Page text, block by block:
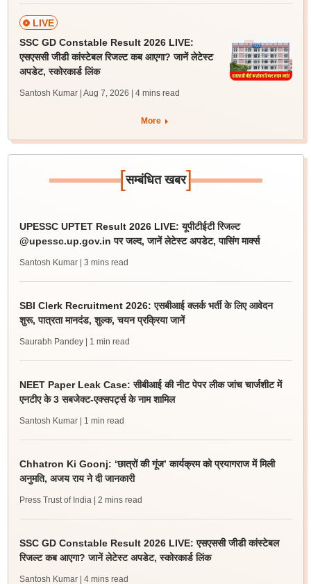
LIVE
SSC GD Constable Result 2026 LIVE:
एसएससी जीडी कांस्टेबल रिजल्ट कब आएगा? जानें लेटेस्ट
अपडेट, स्कोरकार्ड लिंक
Santosh Kumar | Aug 7, 2026 | 4 mins read
More
[सम्बंधित खबर]
UPESSC UPTET Result 2026 LIVE: यूपीटीईटी रिजल्ट
@upessc.up.gov.in पर जल्द, जानें लेटेस्ट अपडेट, पासिंग मार्क्स
Santosh Kumar | 3 mins read
SBI Clerk Recruitment 2026: एसबीआई क्लर्क भर्ती के लिए आवेदन
शुरू, पात्रता मानदंड, शुल्क, चयन प्रक्रिया जानें
Saurabh Pandey | 1 min read
NEET Paper Leak Case: सीबीआई की नीट पेपर लीक जांच चार्जशीट में
एनटीए के 3 सबजेक्ट-एक्सपर्ट्स के नाम शामिल
Santosh Kumar | 1 min read
Chhatron Ki Goonj: ‘छात्रों की गूंज’ कार्यक्रम को प्रयागराज में मिली
अनुमति, अजय राय ने दी जानकारी
Press Trust of India | 2 mins read
SSC GD Constable Result 2026 LIVE: एसएससी जीडी कांस्टेबल
रिजल्ट कब आएगा? जानें लेटेस्ट अपडेट, स्कोरकार्ड लिंक
Santosh Kumar | 4 mins read